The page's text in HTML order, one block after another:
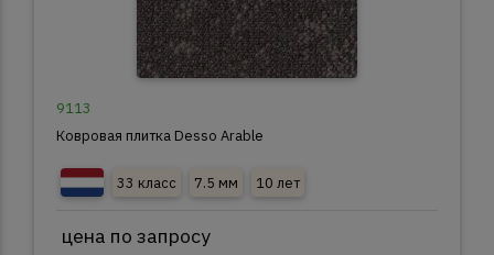
9113
Ковровая плитка Desso Arable
33 класс 7.5 мм 10 лет
цена по запросу